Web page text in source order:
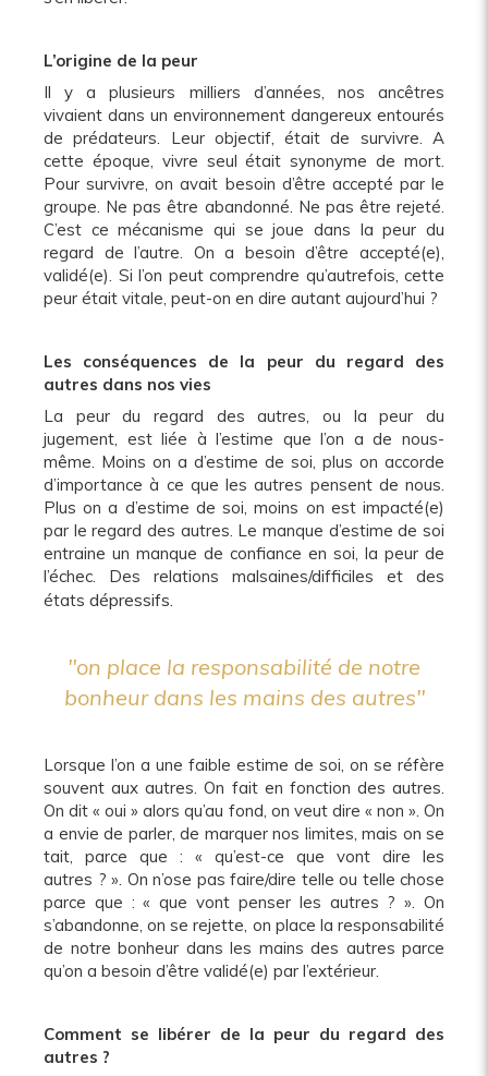
L’origine de la peur
Il y a plusieurs milliers d’années, nos ancêtres
vivaient dans un environnement dangereux entourés
de prédateurs. Leur objectif, était de survivre. A
cette époque, vivre seul était synonyme de mort.
Pour survivre, on avait besoin d’être accepté par le
groupe. Ne pas être abandonné. Ne pas être rejeté.
C’est ce mécanisme qui se joue dans la peur du
regard de l’autre. On a besoin d’être accepté(e),
validé(e). Si l’on peut comprendre qu’autrefois, cette
peur était vitale, peut-on en dire autant aujourd’hui ?
Les conséquences de la peur du regard des
autres dans nos vies
La peur du regard des autres, ou la peur du
jugement, est liée à l’estime que l’on a de nous-
même. Moins on a d’estime de soi, plus on accorde
d’importance à ce que les autres pensent de nous.
Plus on a d’estime de soi, moins on est impacté(e)
par le regard des autres. Le manque d’estime de soi
entraine un manque de confiance en soi, la peur de
l’échec. Des relations malsaines/difficiles et des
états dépressifs.
"on place la responsabilité de notre
bonheur dans les mains des autres"
Lorsque l’on a une faible estime de soi, on se réfère
souvent aux autres. On fait en fonction des autres.
On dit « oui » alors qu’au fond, on veut dire « non ». On
a envie de parler, de marquer nos limites, mais on se
tait, parce que : « qu’est-ce que vont dire les
autres ? ». On n’ose pas faire/dire telle ou telle chose
parce que : « que vont penser les autres ? ». On
s’abandonne, on se rejette, on place la responsabilité
de notre bonheur dans les mains des autres parce
qu’on a besoin d’être validé(e) par l’extérieur.
Comment se libérer de la peur du regard des
autres ?